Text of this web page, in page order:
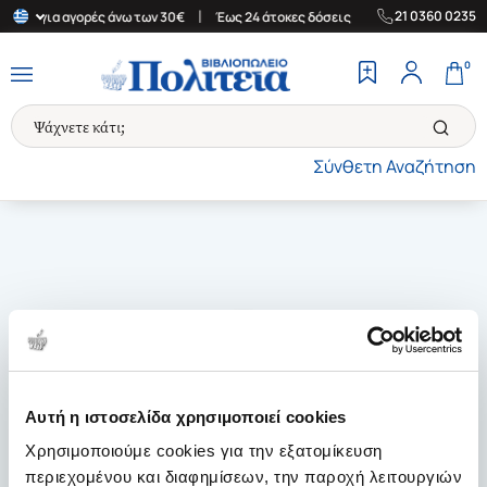
Αυτή η ιστοσελίδα χρησιμοποιεί cookies
Χρησιμοποιούμε cookies για την εξατομίκευση
περιεχομένου και διαφημίσεων, την παροχή λειτουργιών
για αγορές άνω των 30€ Έως 24 άτοκες δόσεις | Δωρεάν
21 0360 0235
Σύνθετη Αναζήτηση
0